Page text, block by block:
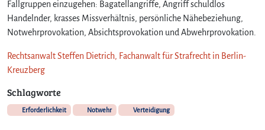
Fallgruppen einzugehen: Bagatellangriffe, Angriff schuldlos
Handelnder, krasses Missverhältnis, persönliche Nähebeziehung,
Notwehrprovokation, Absichtsprovokation und Abwehrprovokation.
Rechtsanwalt Steffen Dietrich, Fachanwalt für Strafrecht in Berlin-
Kreuzberg
Schlagworte
Erforderlichkeit Notwehr Verteidigung